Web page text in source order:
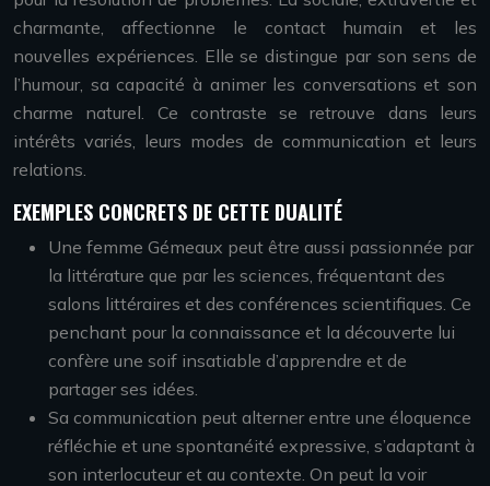
charmante, affectionne le contact humain et les
nouvelles expériences. Elle se distingue par son sens de
l’humour, sa capacité à animer les conversations et son
charme naturel. Ce contraste se retrouve dans leurs
intérêts variés, leurs modes de communication et leurs
relations.
EXEMPLES CONCRETS DE CETTE DUALITÉ
Une femme Gémeaux peut être aussi passionnée par
la littérature que par les sciences, fréquentant des
salons littéraires et des conférences scientifiques. Ce
penchant pour la connaissance et la découverte lui
confère une soif insatiable d’apprendre et de
partager ses idées.
Sa communication peut alterner entre une éloquence
réfléchie et une spontanéité expressive, s’adaptant à
son interlocuteur et au contexte. On peut la voir